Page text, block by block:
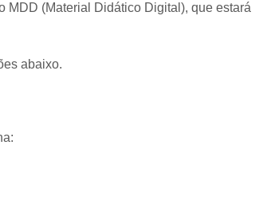
MDD (Material Didático Digital), que estará
abaixo.